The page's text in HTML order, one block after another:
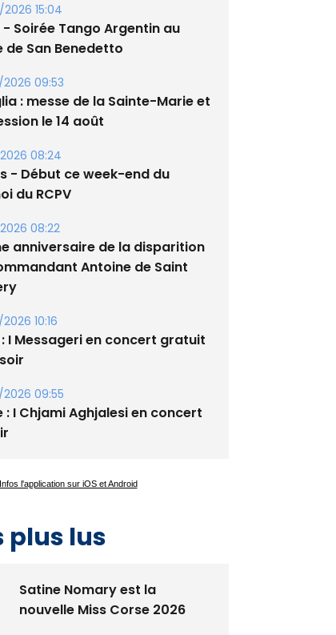
15:04
Soirée Tango Argentin au
de San Benedetto
09:53
: messe de la Sainte-Marie et
le 14 août
08:24
- Début ce week-end du
du RCPV
08:22
anniversaire de la disparition
Antoine de Saint
10:16
: I Messageri en concert gratuit
09:55
: I Chjami Aghjalesi en concert
plus lus
Satine Nomary est la
nouvelle Miss Corse 2026